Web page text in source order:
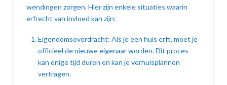
wendingen zorgen. Hier zijn enkele situaties waarin
erfrecht van invloed kan zijn:
Eigendomsoverdracht: Als je een huis erft, moet je
officieel de nieuwe eigenaar worden. Dit proces
kan enige tijd duren en kan je verhuisplannen
vertragen.